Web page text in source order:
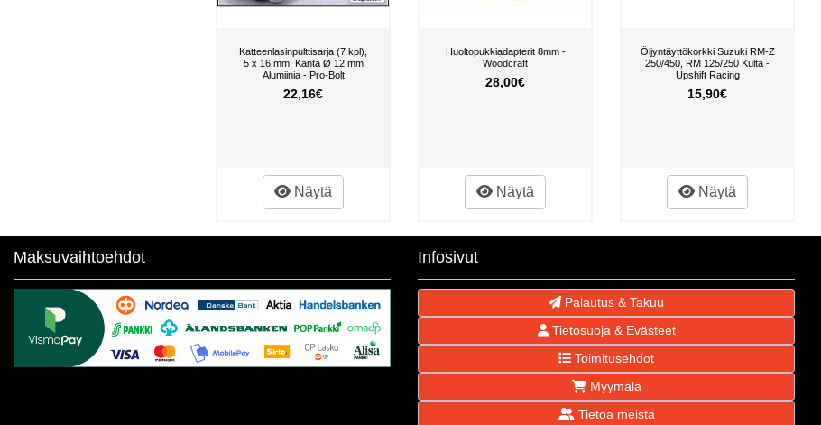
Katteenlasinpulttisarja (7 kpl),
5 x 16 mm, Kanta Ø 12 mm
Alumiinia - Pro-Bolt
22,16€
Näytä
Huoltopukkiadapterit 8mm -
Woodcraft
28,00€
Näytä
Öljyntäyttökorkki Suzuki RM-Z
250/450, RM 125/250 Kulta -
Upshift Racing
15,90€
Näytä
Maksuvaihtoehdot Infosivut
Palautus & Takuu
Tietosuoja & Evästeet
Toimitusehdot
Myymälä
Tietoa meistä